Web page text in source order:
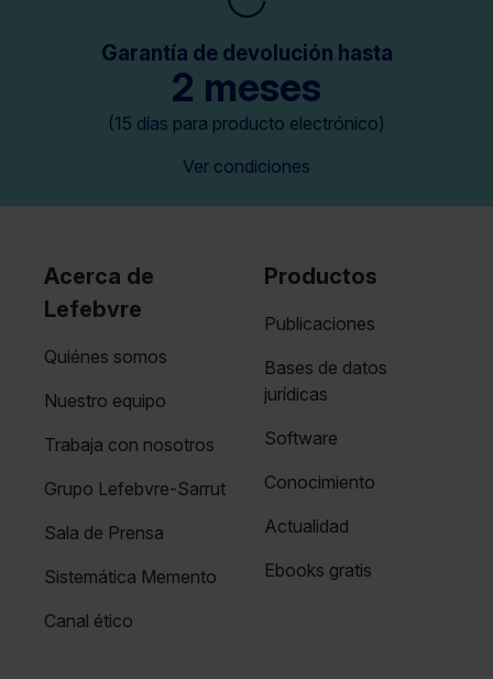
Garantía de devolución hasta
2 meses
(15 días para producto electrónico)
Ver condiciones
Acerca de
Lefebvre
Quiénes somos
Nuestro equipo
Trabaja con nosotros
Grupo Lefebvre-Sarrut
Sala de Prensa
Sistemática Memento
Canal ético
Productos
Publicaciones
Bases de datos
jurídicas
Software
Conocimiento
Actualidad
Ebooks gratis